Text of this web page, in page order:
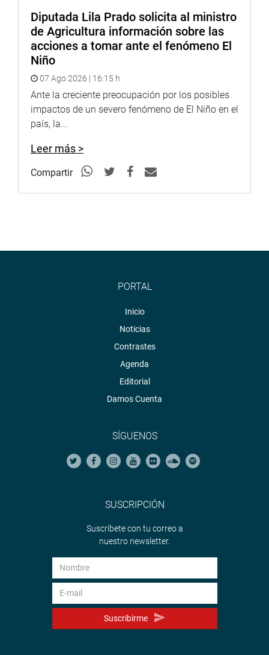
Diputada Lila Prado solicita al ministro
de Agricultura información sobre las
acciones a tomar ante el fenómeno El
Niño
07 Ago 2026 | 16:15 h
Ante la creciente preocupación por los posibles
impactos de un severo fenómeno de El Niño en el
país, la...
Leer más >
Compartir
PORTAL
Inicio
Noticias
Contrastes
Agenda
Editorial
Damos Cuenta
SÍGUENOS
SUSCRIPCIÓN
Suscríbete con tu correo a
nuestro newsletter.
Suscribirme